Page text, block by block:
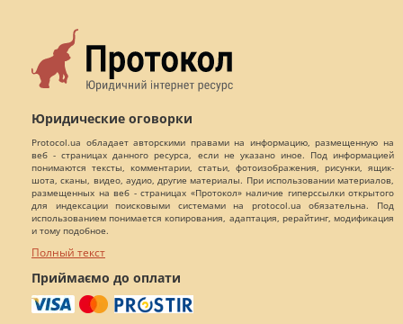
Юридические оговорки
Protocol.ua обладает авторскими правами на информацию, размещенную на
веб - страницах данного ресурса, если не указано иное. Под информацией
понимаются тексты, комментарии, статьи, фотоизображения, рисунки, ящик-
шота, сканы, видео, аудио, другие материалы. При использовании материалов,
размещенных на веб - страницах «Протокол» наличие гиперссылки открытого
для индексации поисковыми системами на protocol.ua обязательна. Под
использованием понимается копирования, адаптация, рерайтинг, модификация
и тому подобное.
Полный текст
Приймаємо до оплати